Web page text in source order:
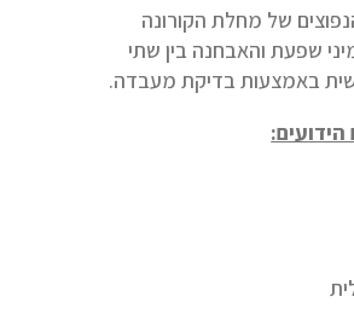
של מחלת הקורונה
שפעת והאבחנה בין שתי
באמצעות בדיקת מעבדה.